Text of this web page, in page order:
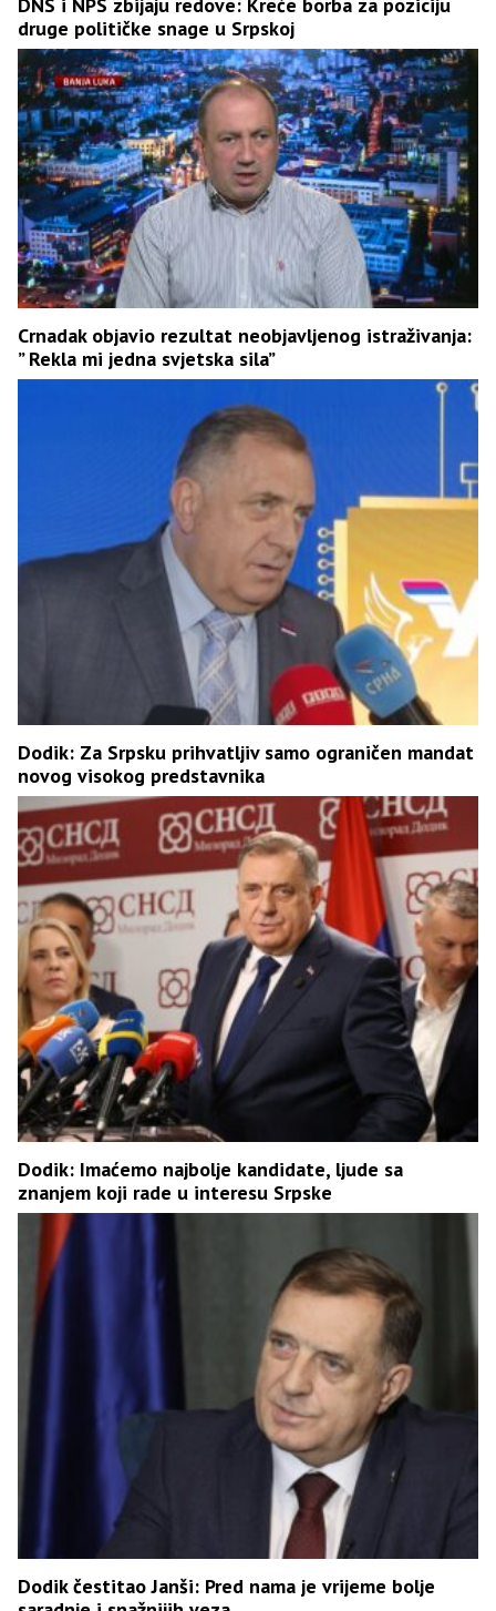
druge političke snage u Srpskoj
Crnadak objavio rezultat neobjavljenog istraživanja:
” Rekla mi jedna svjetska sila”
Dodik: Za Srpsku prihvatljiv samo ograničen mandat
novog visokog predstavnika
Dodik: Imaćemo najbolje kandidate, ljude sa
znanjem koji rade u interesu Srpske
Dodik čestitao Janši: Pred nama je vrijeme bolje